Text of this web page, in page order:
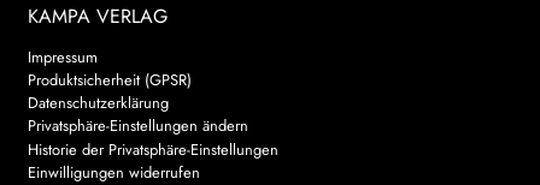
KAMPA VERLAG
Impressum
Produktsicherheit (GPSR)
Datenschutzerklärung
Privatsphäre-Einstellungen ändern
Historie der Privatsphäre-Einstellungen
Einwilligungen widerrufen